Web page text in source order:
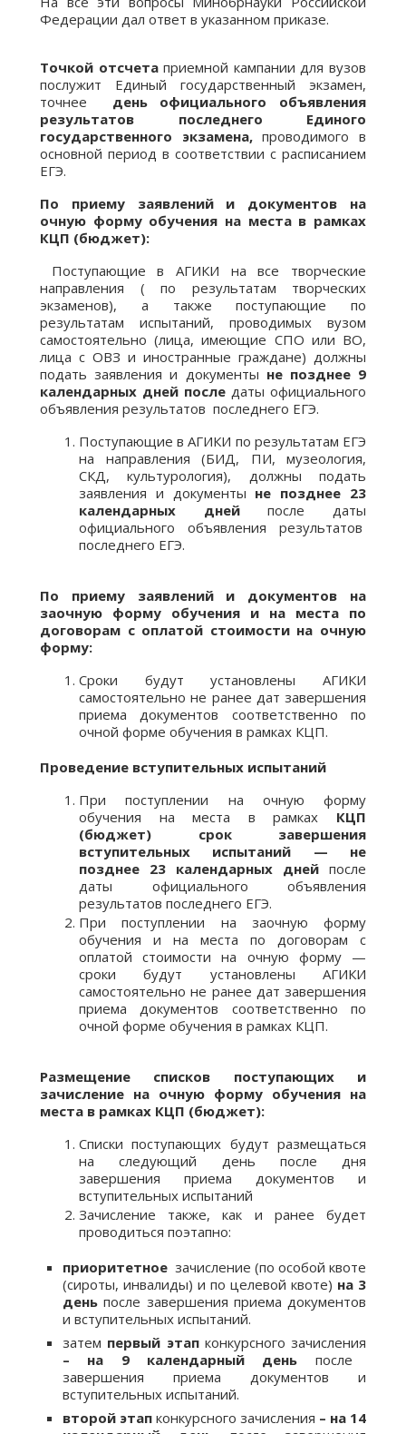
Федерации дал ответ в указанном приказе.
Точкой отсчетаприемной кампании для вузов
послужит Единый государственный экзамен,
точнее день официального объявления
результатов последнего Единого
государственного экзамена,проводимого в
основной период в соответствии с расписанием
ЕГЭ.
По приему заявлений и документов на
очную форму обучения на места в рамках
КЦП (бюджет):
Поступающие в АГИКИ на все творческие
направления ( по результатам творческих
экзаменов), а также поступающие по
результатам испытаний, проводимых вузом
самостоятельно (лица, имеющие СПО или ВО,
лица с ОВЗ и иностранные граждане) должны
подать заявления и документы не позднее 9
календарных дней после даты официального
объявления результатов последнего ЕГЭ.
Поступающие в АГИКИ по результатам ЕГЭ
на направления (БИД, ПИ, музеология,
СКД, культурология), должны подать
заявления и документы не позднее 23
календарных днейпосле даты
официального объявления результатов
последнего ЕГЭ.
По приему заявлений и документов на
заочную форму обучения и на места по
договорам с оплатой стоимости на очную
форму:
Сроки будут установлены АГИКИ
самостоятельно не ранее дат завершения
приема документов соответственно по
очной форме обучения в рамках КЦП.
Проведение вступительных испытаний
При поступлении на очную форму
обучения на места в рамках КЦП
(бюджет) срок завершения
вступительных испытаний — не
позднее 23 календарных дней после
даты официального объявления
результатов последнего ЕГЭ.
При поступлении на заочную форму
обучения и на места по договорам с
оплатой стоимости на очную форму —
сроки будут установлены АГИКИ
самостоятельно не ранее дат завершения
приема документов соответственно по
очной форме обучения в рамках КЦП.
Размещение списков поступающих и
зачисление на очную форму обучения на
места в рамках КЦП (бюджет):
Списки поступающих будут размещаться
на следующий день после дня
завершения приема документов и
вступительных испытаний
Зачисление также, как и ранее будет
проводиться поэтапно:
приоритетное зачисление (по особой квоте
(сироты, инвалиды) и по целевой квоте) на 3
день после завершения приема документов
и вступительных испытаний.
затем первый этап конкурсного зачисления
– на 9 календарный день после
завершения приема документов и
вступительных испытаний.
второй этап конкурсного зачисления – на 14